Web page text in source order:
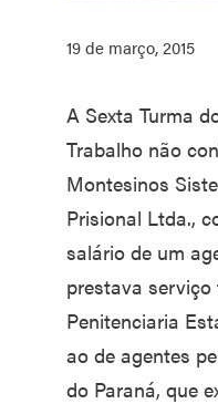
19 de março, 2015
A Sexta Turma
Trabalho não
Montesinos
Prisional Ltda.,
salário de um
prestava serviço
Penitenciaria
ao de agentes
do Paraná, que